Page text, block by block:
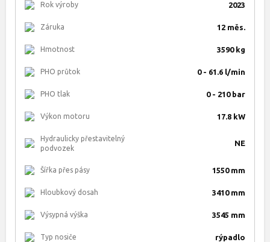
Rok výroby 2023
Záruka 12 měs.
Hmotnost 3590 kg
PHO průtok 0 - 61.6 l/min
PHO tlak 0 - 210 bar
Výkon motoru 17.8 kW
Hydraulicky přestavitelný
podvozek
NE
Šířka přes pásy 1550 mm
Hloubkový dosah 3410 mm
Výsypná výška 3545 mm
Typ nosiče rýpadlo